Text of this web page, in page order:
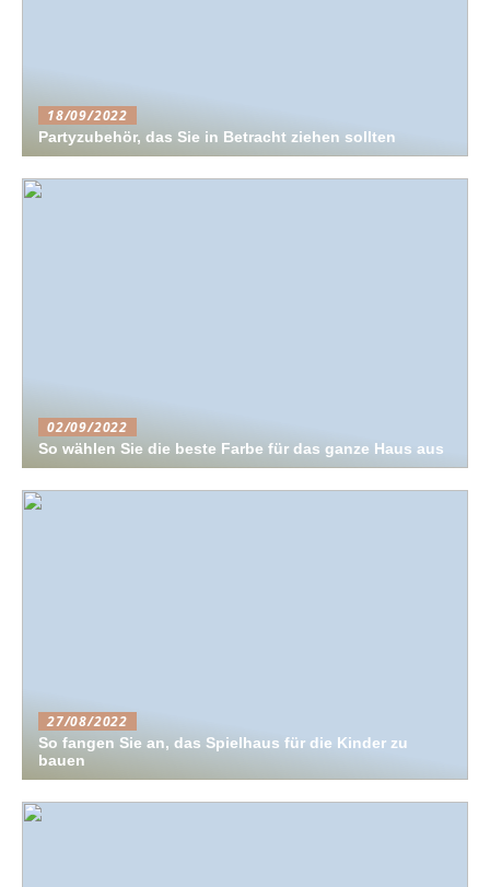
18/09/2022
Partyzubehör, das Sie in Betracht ziehen sollten
02/09/2022
So wählen Sie die beste Farbe für das ganze Haus aus
27/08/2022
So fangen Sie an, das Spielhaus für die Kinder zu
bauen